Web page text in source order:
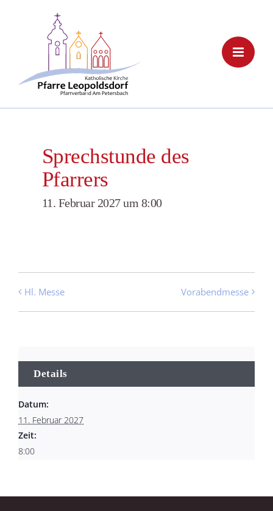
Sprechstunde des
Pfarrers
11. Februar 2027 um 8:00
Hl. Messe Vorabendmesse
Details
Datum:
11. Februar 2027
Zeit:
8:00